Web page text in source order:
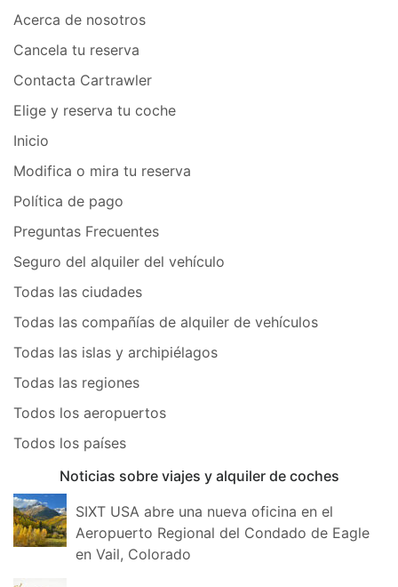
Acerca de nosotros
Cancela tu reserva
Contacta Cartrawler
Elige y reserva tu coche
Inicio
Modifica o mira tu reserva
Política de pago
Preguntas Frecuentes
Seguro del alquiler del vehículo
Todas las ciudades
Todas las compañías de alquiler de vehículos
Todas las islas y archipiélagos
Todas las regiones
Todos los aeropuertos
Todos los países
Noticias sobre viajes y alquiler de coches
SIXT USA abre una nueva oficina en el
Aeropuerto Regional del Condado de Eagle
en Vail, Colorado